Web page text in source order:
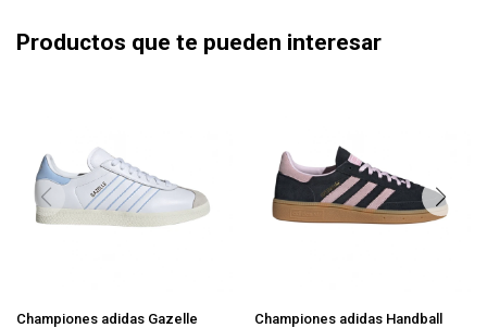
Productos que te pueden interesar
Championes adidas Gazelle
Championes adidas Handball